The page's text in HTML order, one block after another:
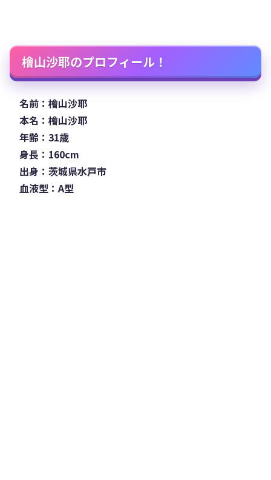
檜山沙耶のプロフィール！
名前：檜山沙耶
本名：檜山沙耶
年齢：31歳
身長：160cm
出身：茨城県水戸市
血液型：A型